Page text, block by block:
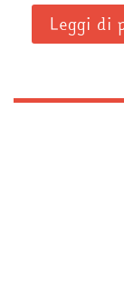
Leggi di